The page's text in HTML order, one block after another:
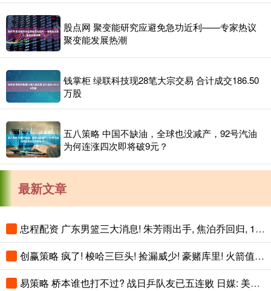
股点网 聚变能研究应避免急功近利——专家热议
聚变能发展热潮
钱掌柜 绿联科技现28笔大宗交易 合计成交186.50
万股
五八策略 中国不缺油，全球也没减产，92号汽油
为何连涨四次即将破9元？
最新文章
忠程配资 广东男篮三大消息! 朱芳雨出手, 焦泊乔回归, 11冠豪门重启
创赢策略 疯了! 梭哈三巨头! 捡漏威少! 豪赌库里! 火箭值得吗?
易策略 桥本谁也打不过? 战日乒队友已五连败 日媒: 美和1-2落后绝境翻盘